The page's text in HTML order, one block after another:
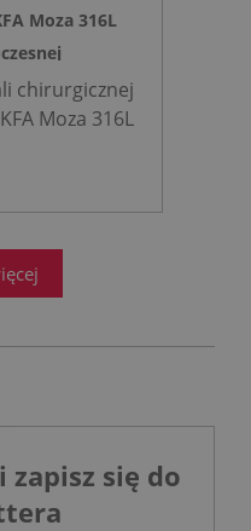
Moza 316L
chirurgicznej
Moza 316L
stanęło
zapisz się do